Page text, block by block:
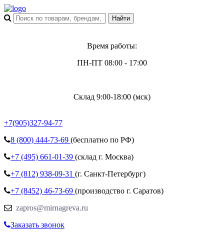
Время работы:
ПН-ПТ 08:00 - 17:00
Склад 9:00-18:00 (мск)
+7(905)327-94-77
8 (800) 444-73-69 (бесплатно по РФ)
+7 (495) 661-01-39 (склад г. Москва)
+7 (812) 938-09-31 (г. Санкт-Петербург)
+7 (8452) 46-73-69 (производство г. Саратов)
zapros@mirnagreva.ru
Заказать звонок